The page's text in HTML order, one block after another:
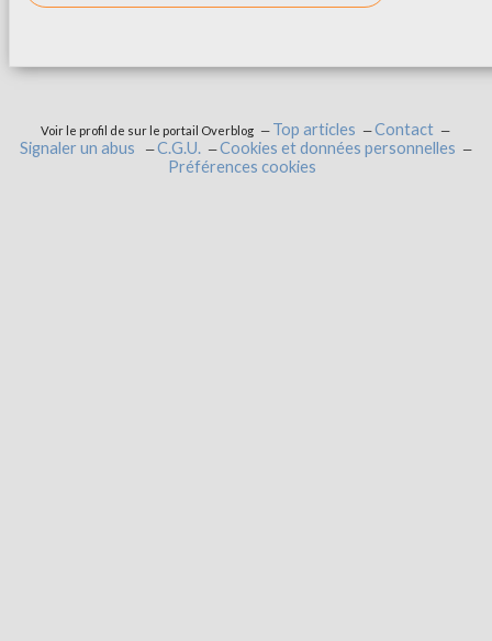
Voir le profil de sur le portail Overblog Top articles
Contact
Signaler un abus
C.G.U.
Cookies et données personnelles
Préférences cookies